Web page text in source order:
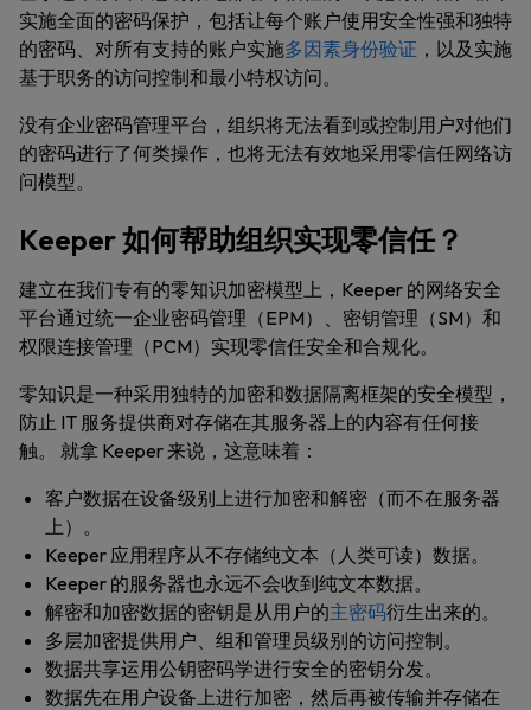
实施全面的密码保护，包括让每个账户使用安全性强和独特
的密码、对所有支持的账户实施多因素身份验证 ，以及实施
基于职务的访问控制和最小特权访问。
没有企业密码管理平台，组织将无法看到或控制用户对他们
的密码进行了何类操作，也将无法有效地采用零信任网络访
问模型。
Keeper 如何帮助组织实现零信任？
建立在我们专有的零知识加密模型上，Keeper 的网络安全
平台通过统一企业密码管理（EPM）、密钥管理（SM）和
权限连接管理（PCM）实现零信任安全和合规化。
零知识是一种采用独特的加密和数据隔离框架的安全模型，
防止 IT 服务提供商对存储在其服务器上的内容有任何接
触。 就拿 Keeper 来说，这意味着：
客户数据在设备级别上进行加密和解密（而不在服务器
上）。
Keeper 应用程序从不存储纯文本（人类可读）数据。
Keeper 的服务器也永远不会收到纯文本数据。
解密和加密数据的密钥是从用户的主密码衍生出来的。
多层加密提供用户、组和管理员级别的访问控制。
数据共享运用公钥密码学进行安全的密钥分发。
数据先在用户设备上进行加密，然后再被传输并存储在